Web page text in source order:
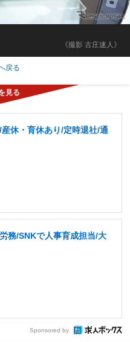
《撮影 古庄速人》
戻る
休・育休あり/定時退社/通
務/SNKで人事育成担当/大
Sponsored by